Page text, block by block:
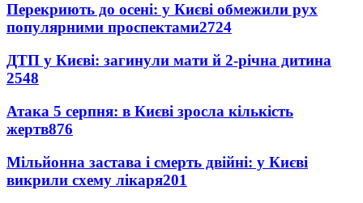
Перекриють до осені: у Києві обмежили рух
популярними проспектами2724
ДТП у Києві: загинули мати й 2-річна дитина
2548
Атака 5 серпня: в Києві зросла кількість
жертв876
Мільйонна застава і смерть двійні: у Києві
викрили схему лікаря201